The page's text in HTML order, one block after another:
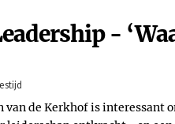
-
van de Kerkhof is interessant